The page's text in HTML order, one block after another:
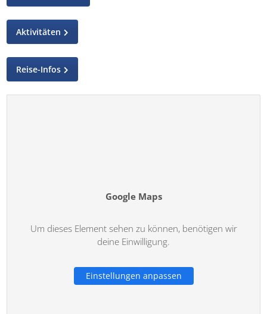
Sehenswertes
Aktivitäten
Reise-Infos
Um dieses Element sehen zu können, benötigen wir